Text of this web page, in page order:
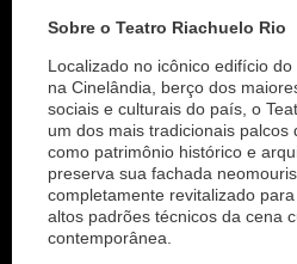
Sobre o Teatro Riachuelo Rio
Localizado no icônico edifício do
na Cinelândia, berço dos
sociais e culturais do país, o
um dos mais tradicionais palcos
como patrimônio histórico e
preserva sua fachada
completamente revitalizado
altos padrões técnicos da cena
contemporânea.